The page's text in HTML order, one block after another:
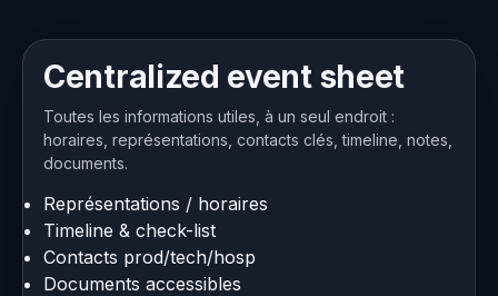
Centralized event sheet
Toutes les informations utiles, à un seul endroit :
horaires, représentations, contacts clés, timeline, notes,
documents.
Représentations / horaires
Timeline & check-list
Contacts prod/tech/hosp
Documents accessibles